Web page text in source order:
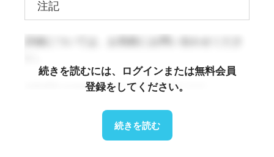
注記
詳細については、お気軽にお問い合わせくださ
info@b-company.jp(+84) 24 3978 5165
続きを読むには、ログインまたは無料会員
登録をしてください。
続きを読む